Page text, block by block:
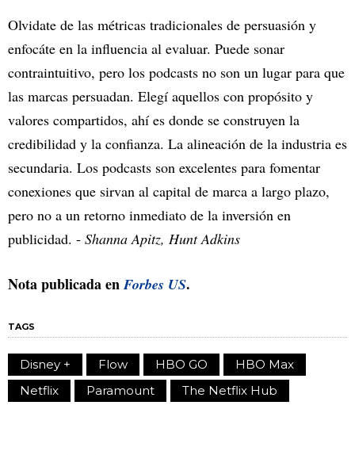
Olvidate de las métricas tradicionales de persuasión y
enfocáte en la influencia al evaluar. Puede sonar
contraintuitivo, pero los podcasts no son un lugar para que
las marcas persuadan. Elegí aquellos con propósito y
valores compartidos, ahí es donde se construyen la
credibilidad y la confianza. La alineación de la industria es
secundaria. Los podcasts son excelentes para fomentar
conexiones que sirvan al capital de marca a largo plazo,
pero no a un retorno inmediato de la inversión en
publicidad. - Shanna Apitz, Hunt Adkins
Nota publicada enForbes US.
TAGS
Disney + Flow HBO GO
HBO Max
Netflix
Paramount The Netflix Hub